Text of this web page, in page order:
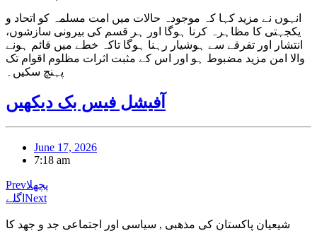
انہوں نے مزید کہا کہ موجودہ حالات میں امت مسلمہ کو اتحاد و
یکجہتی کا مظاہرہ کرنا ہوگا اور ہر قسم کی بیرونی سازشوں،
انتشار اور تفرقے سے ہوشیار رہنا ہوگا تاکہ خطے میں قائم ہونے
والا امن مزید مضبوط ہو اور اس کے مثبت اثرات مظلوم اقوام تک
پہنچ سکیں۔
آفیشل فیس بک دیکھیں
June 17, 2026
7:18 am
Prevپچھلا
اگلے Next
شیعیان پاکستان کی مذهبی , سیاسی اور اجتماعی جد و جهد کا